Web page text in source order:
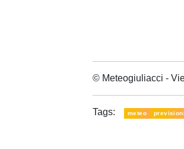
© Meteogiuliacci -
Tags: meteo previsioni